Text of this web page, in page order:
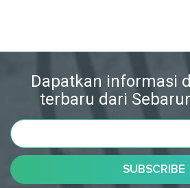
Dapatkan informasi
terbaru dari